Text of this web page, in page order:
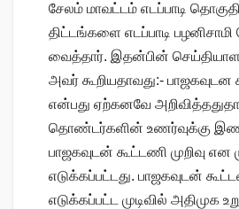
சேலம் மாவட்டம் எடப்பாடி
திட்டங்களை எடப்பாடி
வைத்தார். இதன்பின்
அவர் கூறியதாவது:- பாஜகவுடன
என்பது ஏற்கனவே
தொண்டர்களின் உணர்வுக்கு
பாஜகவுடன் கூட்டணி முறிவு என
எடுக்கப்பட்டது. பாஜகவுடன்
எடுக்கப்பட்ட முடிவில் அதிமுக